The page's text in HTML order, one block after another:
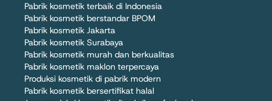
Pabrik kosmetik terbaik di Indonesia
Pabrik kosmetik berstandar BPOM
Pabrik kosmetik Jakarta
Pabrik kosmetik Surabaya
Pabrik kosmetik murah dan berkualitas
Pabrik kosmetik maklon terpercaya
Produksi kosmetik di pabrik modern
Pabrik kosmetik bersertifikat halal